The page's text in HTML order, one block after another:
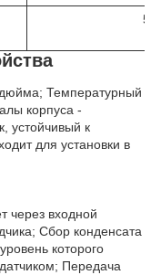
Температурный
корпуса -
устойчивый к
для установки в
через входной
Сбор конденсата
которого
Передача